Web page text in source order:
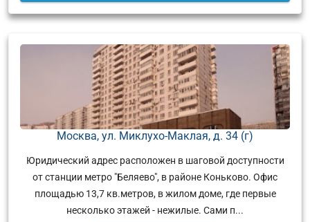
Москва, ул. Миклухо-Маклая, д. 34 (г)
Юридический адрес расположен в шаговой доступности
от станции метро "Беляево", в районе Коньково. Офис
площадью 13,7 кв.метров, в жилом доме, где первые
несколько этажей - нежилые. Сами п...